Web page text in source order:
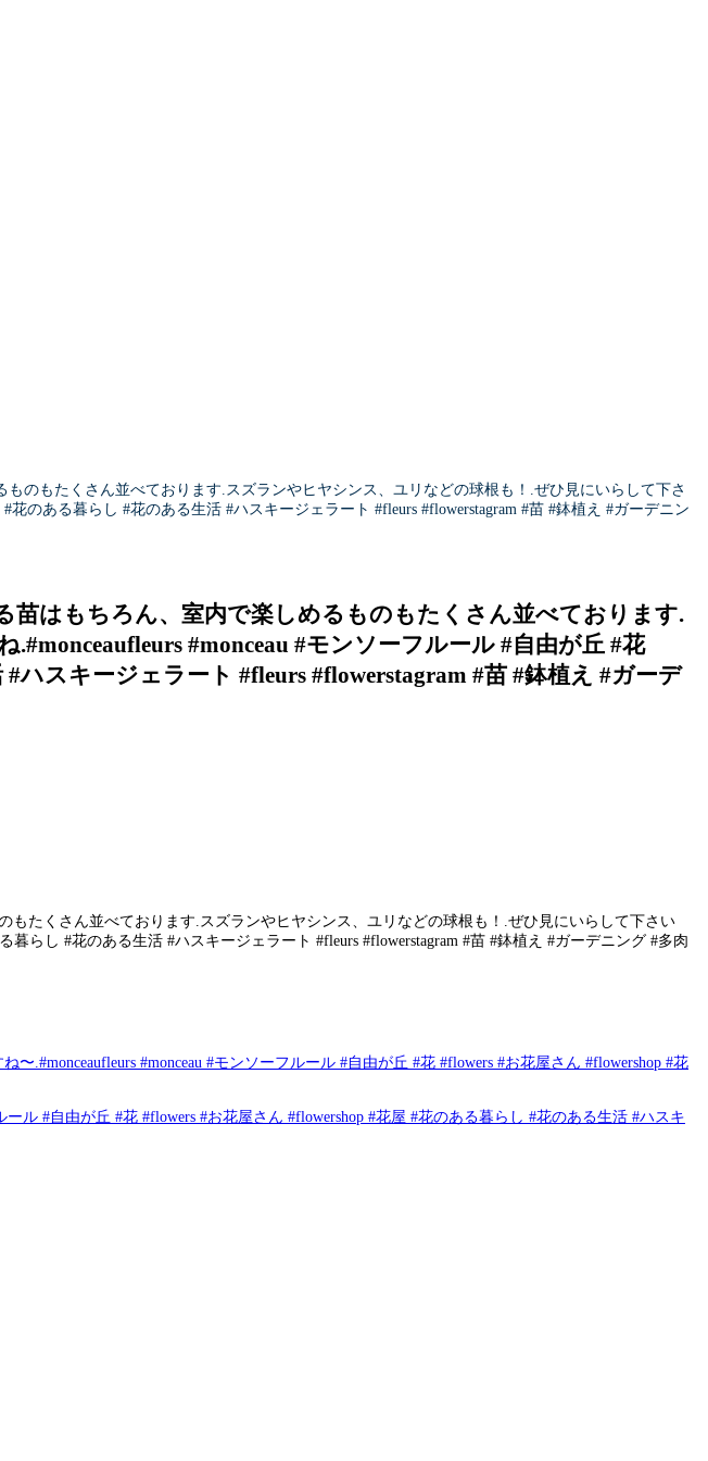
のもたくさん並べております.スズランやヒヤシンス、ユリなどの球根も！.ぜひ見にいらして下さ
花のある暮らし #花のある生活 #ハスキージェラート #fleurs #flowerstagram #苗 #鉢植え #ガーデニン
苗はもちろん、室内で楽しめるものもたくさん並べております.
#monceau #モンソーフルール #自由が丘 #花
ハスキージェラート #fleurs #flowerstagram #苗 #鉢植え #ガーデ
#monceau #モンソーフルール #自由が丘 #花 #flowers #お花屋さん #flowershop #花
ル #自由が丘 #花 #flowers #お花屋さん #flowershop #花屋 #花のある暮らし #花のある生活 #ハスキ